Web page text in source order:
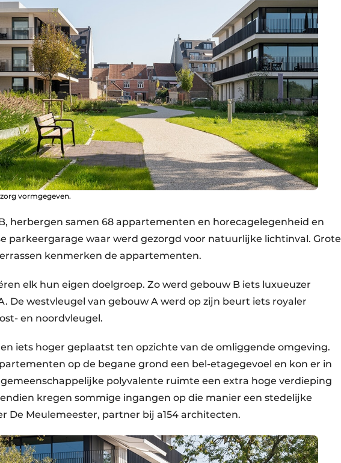
vormgegeven.
herbergen samen 68 appartementen en horecagelegenheid en
parkeergarage waar werd gezorgd voor natuurlijke lichtinval. Grote
kenmerken de appartementen.
elk hun eigen doelgroep. Zo werd gebouw B iets luxueuzer
De westvleugel van gebouw A werd op zijn beurt iets royaler
en noordvleugel.
iets hoger geplaatst ten opzichte van de omliggende omgeving.
op de begane grond een bel-etagegevoel en kon er in
polyvalente ruimte een extra hoge verdieping
kregen sommige ingangen op die manier een stedelijke
De Meulemeester, partner bij a154 architecten.